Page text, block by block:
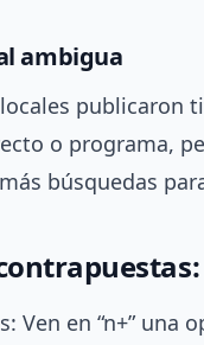
ambigua
publicaron
o programa,
búsquedas
Ven en “n+”